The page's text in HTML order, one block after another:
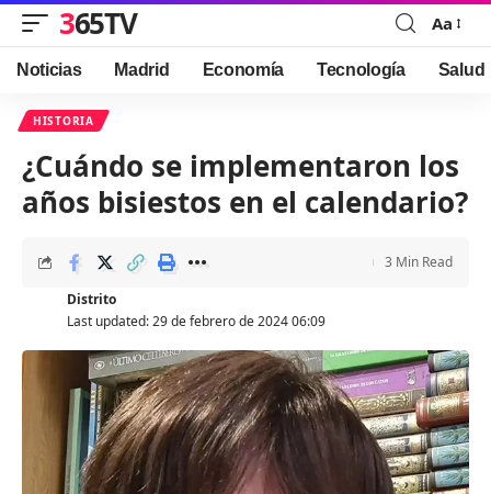
365TV
Font
Resizer
Aa
Noticias Madrid Economía Tecnología Salud
HISTORIA
¿Cuándo se implementaron los
años bisiestos en el calendario?
Last updated: 29 de febrero de 2024 06:09
Distrito
3 Min Read